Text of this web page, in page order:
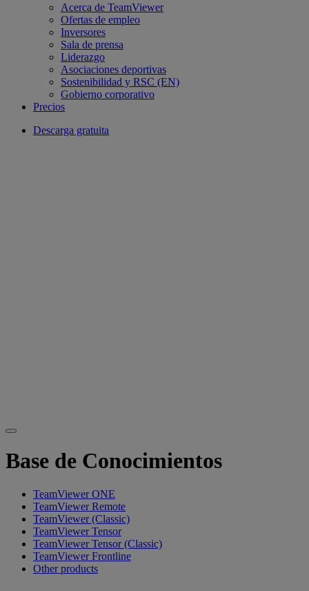
Acerca de TeamViewer
Ofertas de empleo
Inversores
Sala de prensa
Liderazgo
Asociaciones deportivas
Sostenibilidad y RSC (EN)
Gobierno corporativo
Precios
Descarga gratuita
Base de Conocimientos
TeamViewer ONE
TeamViewer Remote
TeamViewer (Classic)
TeamViewer Tensor
TeamViewer Tensor (Classic)
TeamViewer Frontline
Other products